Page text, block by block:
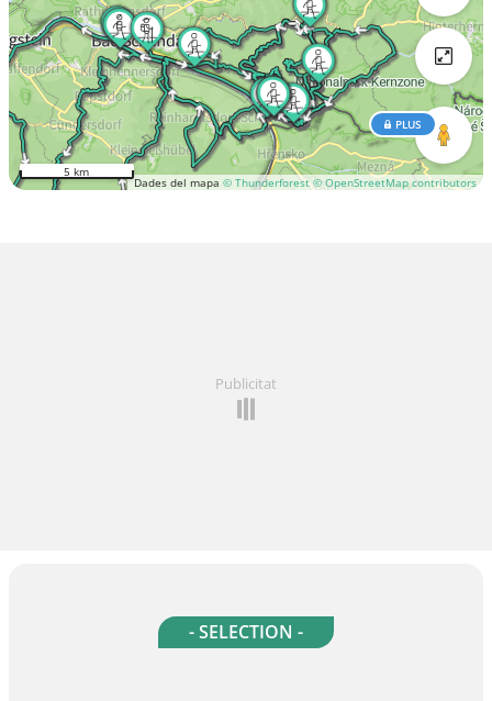
Dades del mapa © Thunderforest © OpenStreetMap contributors
PLUS
5 km
Publicitat
- SELECTION -